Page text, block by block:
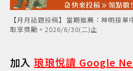
【月月話題投稿】當期推薦：神明接
取享獎勵。2026/6/30(二)止
加入琅琅悅讀 Google